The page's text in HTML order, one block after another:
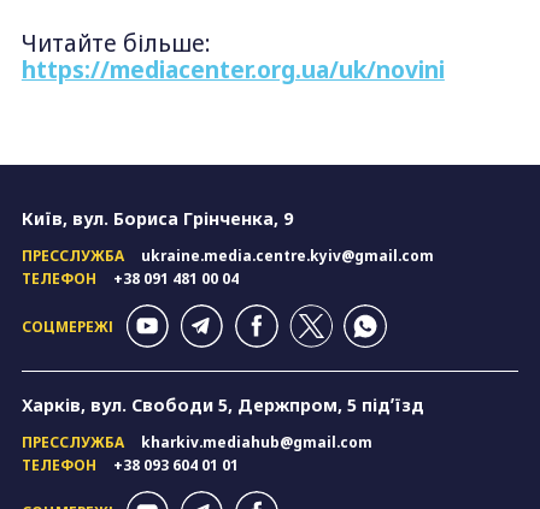
Читайте більше:
https://mediacenter.org.ua/uk/novini
Київ, вул. Бориса Грінченка, 9
ПРЕССЛУЖБА
ukraine.media.centre.kyiv@gmail.com
ТЕЛЕФОН
+38 091 481 00 04
СОЦМЕРЕЖІ
Харків, вул. Свободи 5, Держпром, 5 підʼїзд
ПРЕССЛУЖБА
kharkiv.mediahub@gmail.com
ТЕЛЕФОН
+38 093 604 01 01